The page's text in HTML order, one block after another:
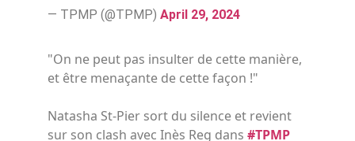
— TPMP (@TPMP) April 29, 2024
"On ne peut pas insulter de cette manière,
et être menaçante de cette façon !"
Natasha St-Pier sort du silence et revient
sur son clash avec Inès Reg dans #TPMP